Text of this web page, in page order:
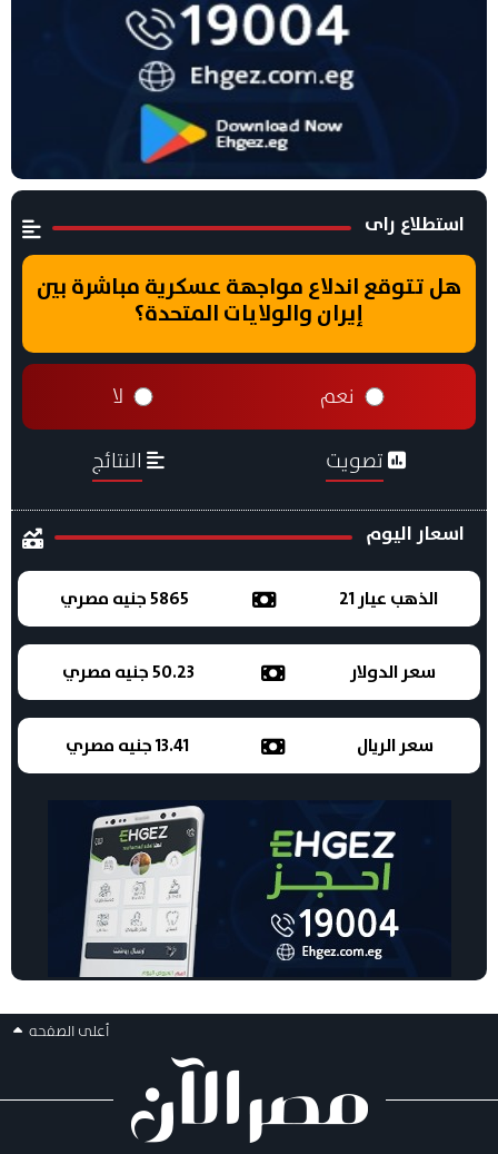
استطلاع راى
هل تتوقع اندلاع مواجهة عسكرية مباشرة بين
إيران والولايات المتحدة؟
نعم لا
تصويت النتائج
اسعار اليوم
الذهب عيار 21 5865 جنيه مصري
سعر الدولار 50.23 جنيه مصري
سعر الريال 13.41 جنيه مصري
أعلى الصفحه